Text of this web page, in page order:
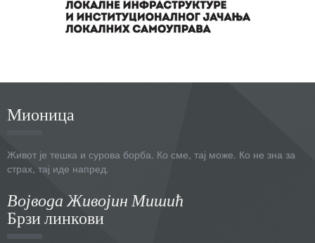
Мионица
Живот је тешка и сурова борба. Ко сме, тај може. Ко не зна за
страх, тај иде напред.
Војвода Живојин Мишић
Брзи линкови